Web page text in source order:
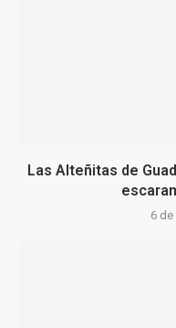
Las Alteñitas de
6